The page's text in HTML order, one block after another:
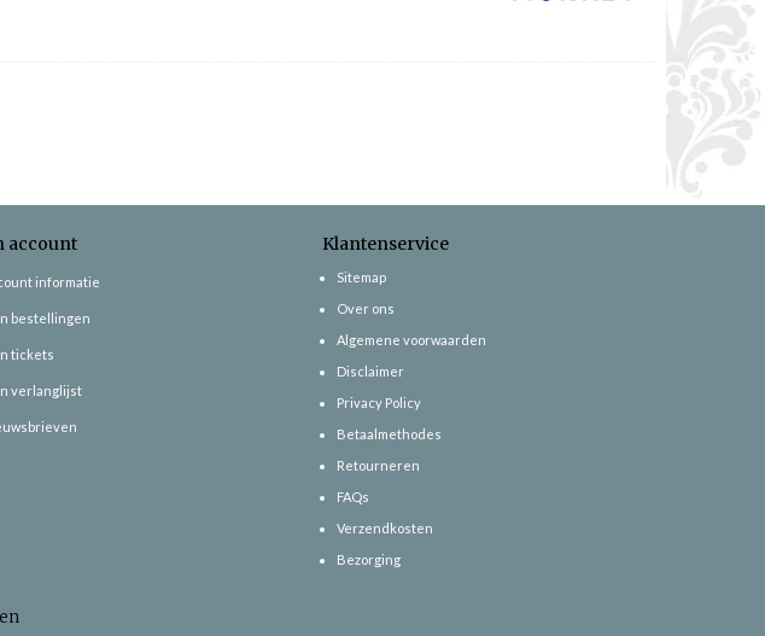
account
informatie
bestellingen
tickets
verlanglijst
Klantenservice
Sitemap
Over ons
Algemene voorwaarden
Disclaimer
Privacy Policy
Betaalmethodes
Retourneren
FAQs
Verzendkosten
Bezorging